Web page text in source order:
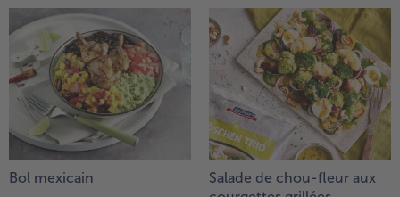
Bol mexicain
Salade de chou-fleur aux